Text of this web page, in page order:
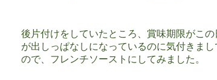
後片付けをしていたところ、賞味期限がこ
が出しっぱなしになっているのに気付きま
ので、フレンチソーストにしてみました。